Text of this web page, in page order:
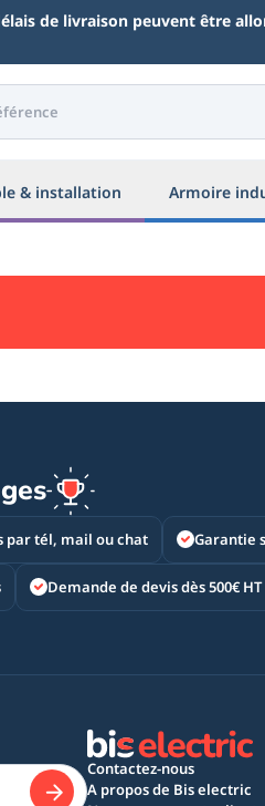
de livraison peuvent être
& installation Armoire
par tél, mail ou chat Garantie
Demande de devis dès 500€ HT
Contactez-nous
A propos de Bis electric